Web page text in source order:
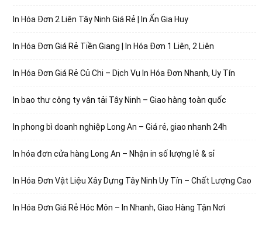
In Hóa Đơn 2 Liên Tây Ninh Giá Rẻ | In Ấn Gia Huy
In Hóa Đơn Giá Rẻ Tiền Giang | In Hóa Đơn 1 Liên, 2 Liên
In Hóa Đơn Giá Rẻ Củ Chi – Dịch Vụ In Hóa Đơn Nhanh, Uy Tín
In bao thư công ty vận tải Tây Ninh – Giao hàng toàn quốc
In phong bì doanh nghiệp Long An – Giá rẻ, giao nhanh 24h
In hóa đơn cửa hàng Long An – Nhận in số lượng lẻ & sỉ
In Hóa Đơn Vật Liệu Xây Dựng Tây Ninh Uy Tín – Chất Lượng Cao
In Hóa Đơn Giá Rẻ Hóc Môn – In Nhanh, Giao Hàng Tận Nơi